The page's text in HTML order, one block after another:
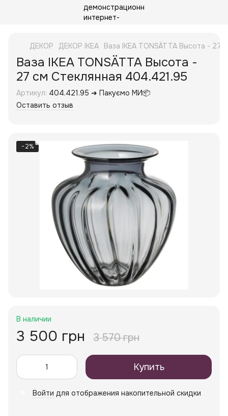
ДЕКОР ДЕКОР IKEA Ваза IKEA TONSÄTTA Высота - 27
Ваза IKEA TONSÄTTA Высота -
27 см Стеклянная 404.421.95
Артикул: 404.421.95 ➜ Пакуємо МИ📦
Оставить отзыв
−2%
В наличии
3 500 грн 3 570 грн
Купить
Войти для отображения накопительной скидки